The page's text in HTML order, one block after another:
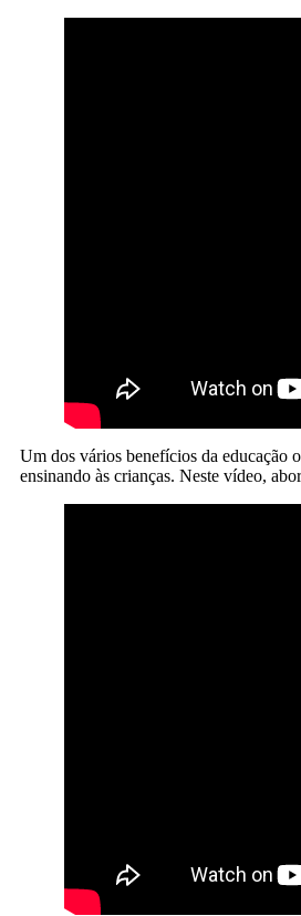
Um dos vários benefícios da educação
ensinando às crianças. Neste vídeo,